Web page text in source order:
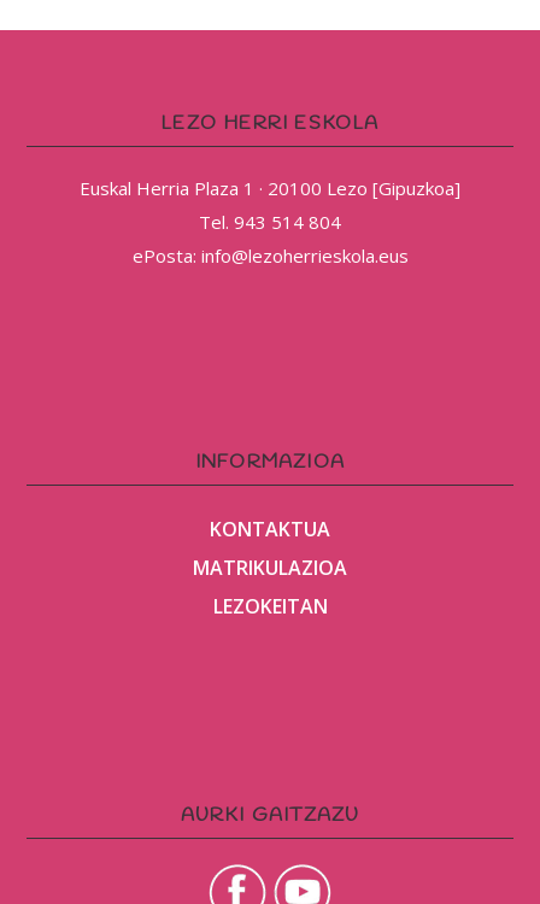
LEZO HERRI ESKOLA
Euskal Herria Plaza 1 · 20100 Lezo [Gipuzkoa]
Tel. 943 514 804
ePosta: info@lezoherrieskola.eus
INFORMAZIOA
KONTAKTUA
MATRIKULAZIOA
LEZOKEITAN
AURKI GAITZAZU